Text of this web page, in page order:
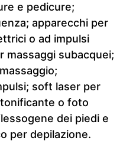
e pedicure;
apparecchi per
o ad impulsi
massaggi subacquei;
soft laser per
o foto
dei piedi e
per depilazione.